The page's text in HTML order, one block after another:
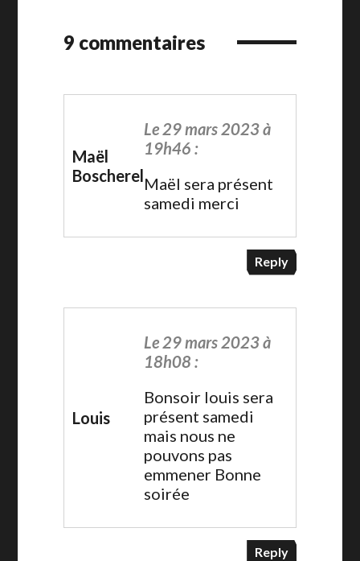
9 commentaires
Maël
Boscherel
Le 29 mars 2023 à
19h46 :
Maël sera présent
samedi merci
Reply
Louis
Le 29 mars 2023 à
18h08 :
Bonsoir louis sera
présent samedi
mais nous ne
pouvons pas
emmener Bonne
soirée
Reply